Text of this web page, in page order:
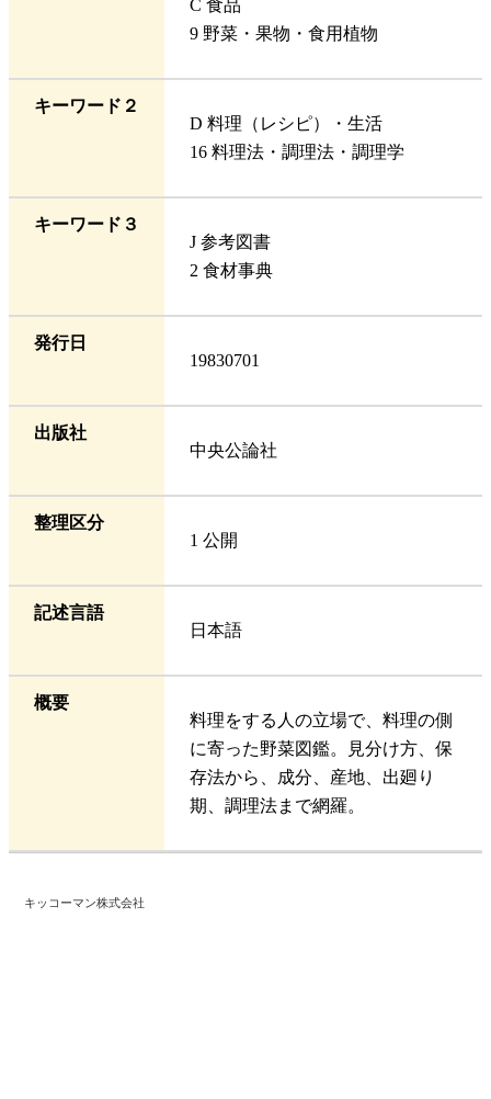
C 食品
9 野菜・果物・食用植物
キーワード２
D 料理（レシピ）・生活
16 料理法・調理法・調理学
キーワード３
J 参考図書
2 食材事典
発行日
19830701
出版社
中央公論社
整理区分
1 公開
記述言語
日本語
概要
料理をする人の立場で、料理の側
に寄った野菜図鑑。見分け方、保
存法から、成分、産地、出廻り
期、調理法まで網羅。
キッコーマン株式会社